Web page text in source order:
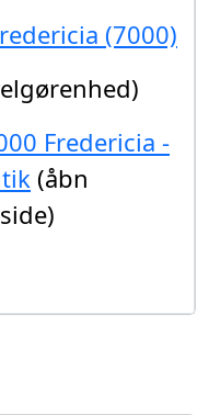
(7000)
Fredericia -
(åbn